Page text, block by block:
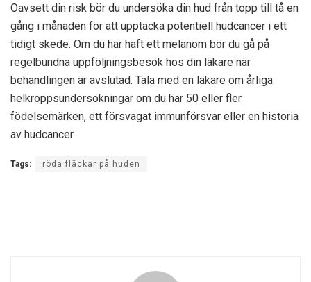
Oavsett din risk bör du undersöka din hud från topp till tå en
gång i månaden för att upptäcka potentiell hudcancer i ett
tidigt skede. Om du har haft ett melanom bör du gå på
regelbundna uppföljningsbesök hos din läkare när
behandlingen är avslutad. Tala med en läkare om årliga
helkroppsundersökningar om du har 50 eller fler
födelsemärken, ett försvagat immunförsvar eller en historia
av hudcancer.
Tags: röda fläckar på huden